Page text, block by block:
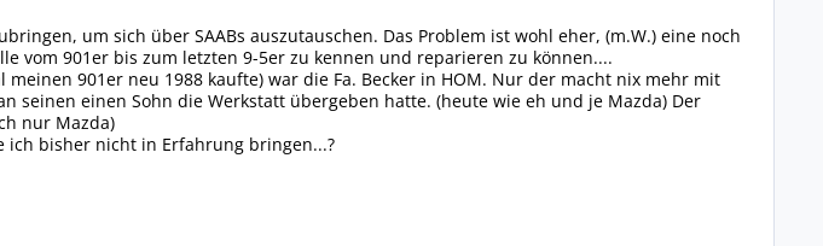
um sich über SAABs auszutauschen. Das Problem ist wohl eher, (m.W.) eine noch
vom 901er bis zum letzten 9-5er zu kennen und reparieren zu können....
meinen 901er neu 1988 kaufte) war die Fa. Becker in HOM. Nur der macht nix mehr mit
seinen einen Sohn die Werkstatt übergeben hatte. (heute wie eh und je Mazda) Der
nur Mazda)
ich bisher nicht in Erfahrung bringen...?